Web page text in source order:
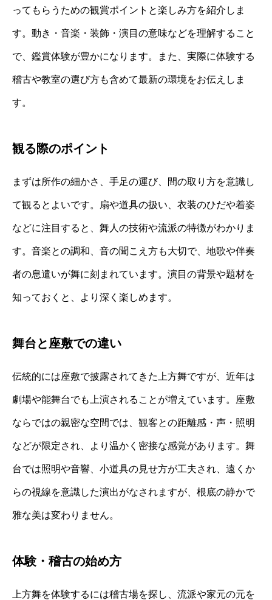
ってもらうための観賞ポイントと楽しみ方を紹介しま
す。動き・音楽・装飾・演目の意味などを理解すること
で、鑑賞体験が豊かになります。また、実際に体験する
稽古や教室の選び方も含めて最新の環境をお伝えしま
す。
観る際のポイント
まずは所作の細かさ、手足の運び、間の取り方を意識し
て観るとよいです。扇や道具の扱い、衣装のひだや着姿
などに注目すると、舞人の技術や流派の特徴がわかりま
す。音楽との調和、音の聞こえ方も大切で、地歌や伴奏
者の息遣いが舞に刻まれています。演目の背景や題材を
知っておくと、より深く楽しめます。
舞台と座敷での違い
伝統的には座敷で披露されてきた上方舞ですが、近年は
劇場や能舞台でも上演されることが増えています。座敷
ならではの親密な空間では、観客との距離感・声・照明
などが限定され、より温かく密接な感覚があります。舞
台では照明や音響、小道具の見せ方が工夫され、遠くか
らの視線を意識した演出がなされますが、根底の静かで
雅な美は変わりません。
体験・稽古の始め方
上方舞を体験するには稽古場を探し、流派や家元の元を